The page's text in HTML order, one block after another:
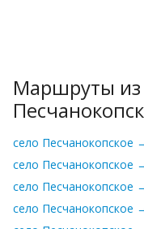
Маршруты из
село Песчанокопское
село Песчанокопское
село Песчанокопское
село Песчанокопское